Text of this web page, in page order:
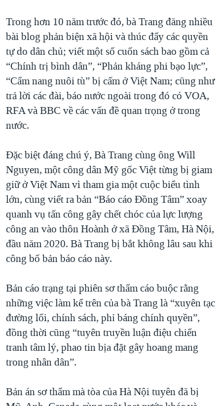
Trong hơn 10 năm trước đó, bà Trang đăng nhiều
bài blog phản biện xã hội và thúc đẩy các quyền
tự do dân chủ; viết một số cuốn sách bao gồm cả
“Chính trị bình dân”, “Phản kháng phi bạo lực”,
“Cẩm nang nuôi tù” bị cấm ở Việt Nam; cũng như
trả lời các đài, báo nước ngoài trong đó có VOA,
RFA và BBC về các vấn đề quan trọng ở trong
nước.
Đặc biệt đáng chú ý, Bà Trang cùng ông Will
Nguyen, một công dân Mỹ gốc Việt từng bị giam
giữ ở Việt Nam vì tham gia một cuộc biểu tình
lớn, cùng viết ra bản “Báo cáo Đồng Tâm” xoay
quanh vụ tấn công gây chết chóc của lực lượng
công an vào thôn Hoành ở xã Đồng Tâm, Hà Nội,
đầu năm 2020. Bà Trang bị bắt không lâu sau khi
công bố bản báo cáo này.
Bản cáo trạng tại phiên sơ thẩm cáo buộc rằng
những việc làm kể trên của bà Trang là “xuyên tạc
đường lối, chính sách, phỉ báng chính quyền”,
đồng thời cũng “tuyên truyền luận điệu chiến
tranh tâm lý, phao tin bịa đặt gây hoang mang
trong nhân dân”.
Bản án sơ thẩm mà tòa của Hà Nội tuyên đã bị